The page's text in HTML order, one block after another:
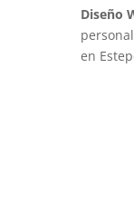
Diseño
en